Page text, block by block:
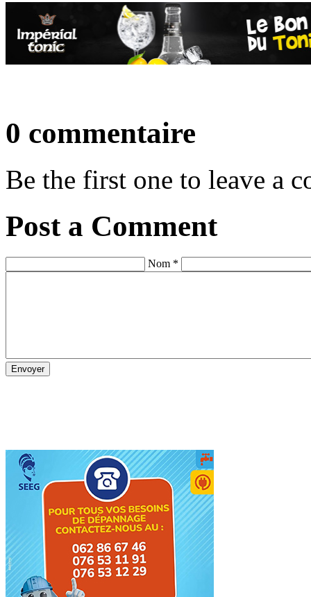
0 commentaire
Be the first one to leave a
Post a Comment
Nom *